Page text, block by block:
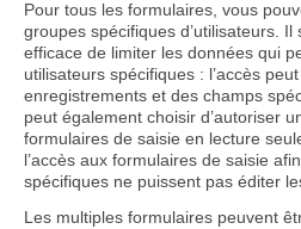
Pour tous les formulaires, vous
groupes spécifiques d’utilisateurs. Il
efficace de limiter les données qui
utilisateurs spécifiques : l’accès
enregistrements et des champs
peut également choisir d’autoriser
formulaires de saisie en lecture
l’accès aux formulaires de saisie
spécifiques ne puissent pas éditer
Les multiples formulaires peuvent